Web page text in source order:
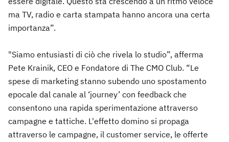
ma TV, radio e carta stampata hanno ancora una certa
importanza”.
"Siamo entusiasti di ciò che rivela lo studio”, afferma
Pete Krainik, CEO e Fondatore di The CMO Club. “Le
spese di marketing stanno subendo uno spostamento
epocale dal canale al ‘journey’ con feedback che
consentono una rapida sperimentazione attraverso
campagne e tattiche. L'effetto domino si propaga
attraverso le campagne, il customer service, le offerte